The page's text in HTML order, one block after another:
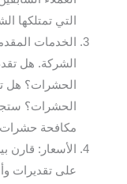
التي تمتلكها
الخدمات
الشركة. هل
الحشرات؟ هل
الحشرات؟
مكافحة حشرات
الأسعار:
على تقديرات